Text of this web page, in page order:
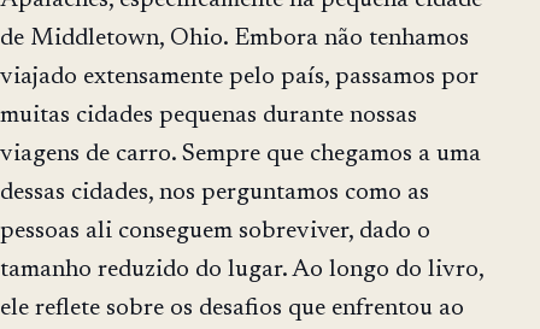
de Middletown, Ohio. Embora não tenhamos
viajado extensamente pelo país, passamos por
muitas cidades pequenas durante nossas
viagens de carro. Sempre que chegamos a uma
dessas cidades, nos perguntamos como as
pessoas ali conseguem sobreviver, dado o
tamanho reduzido do lugar. Ao longo do livro,
ele reflete sobre os desafios que enfrentou ao